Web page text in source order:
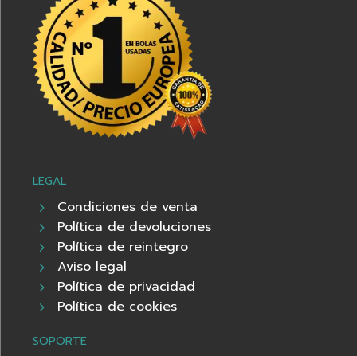
LEGAL
Condiciones de venta
Política de devoluciones
Política de reintegro
Aviso legal
Política de privacidad
Política de cookies
SOPORTE